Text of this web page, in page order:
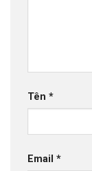
Tên *
Email *